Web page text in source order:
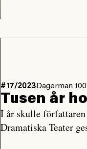
#17/2023 Dagerman
Tusen år
I år skulle
Dramatiska Teater